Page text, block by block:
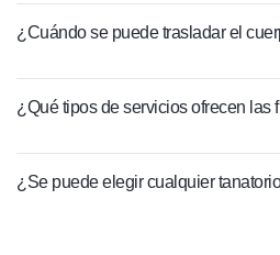
¿Cuándo se puede trasladar el
¿Qué tipos de servicios ofrecen las
¿Se puede elegir cualquier